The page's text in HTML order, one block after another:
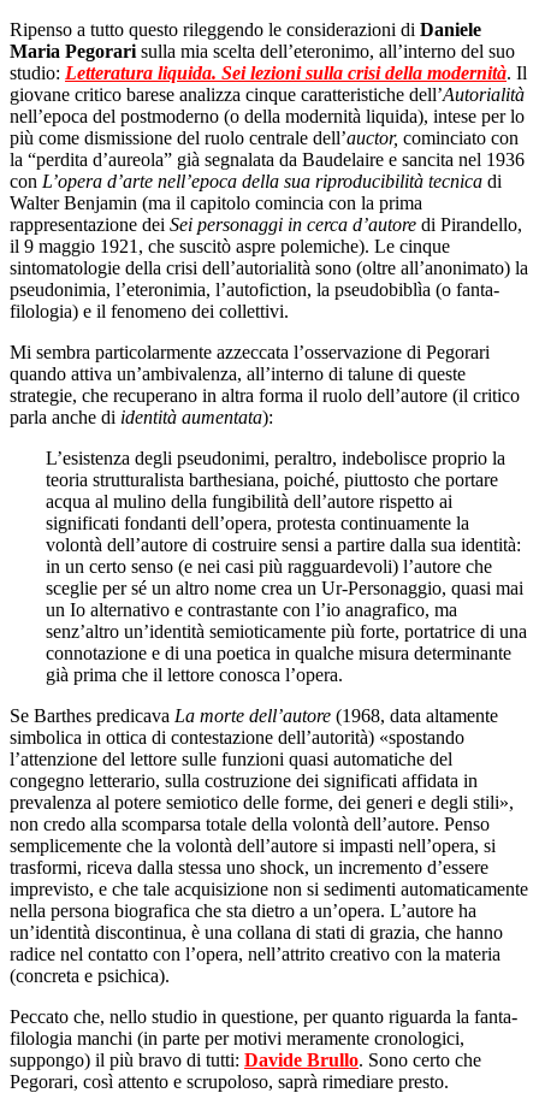
Ripenso a tutto questo rileggendo le considerazioni di Daniele
Maria Pegorari sulla mia scelta dell’eteronimo, all’interno del suo
studio: Letteratura liquida. Sei lezioni sulla crisi della modernità. Il
giovane critico barese analizza cinque caratteristiche dell’Autorialità
nell’epoca del postmoderno (o della modernità liquida), intese per lo
più come dismissione del ruolo centrale dell’auctor, cominciato con
la “perdita d’aureola” già segnalata da Baudelaire e sancita nel 1936
con L’opera d’arte nell’epoca della sua riproducibilità tecnica di
Walter Benjamin (ma il capitolo comincia con la prima
rappresentazione dei Sei personaggi in cerca d’autore di Pirandello,
il 9 maggio 1921, che suscitò aspre polemiche). Le cinque
sintomatologie della crisi dell’autorialità sono (oltre all’anonimato) la
pseudonimia, l’eteronimia, l’autofiction, la pseudobiblìa (o fanta-
filologia) e il fenomeno dei collettivi.
Mi sembra particolarmente azzeccata l’osservazione di Pegorari
quando attiva un’ambivalenza, all’interno di talune di queste
strategie, che recuperano in altra forma il ruolo dell’autore (il critico
parla anche di identità aumentata):
L’esistenza degli pseudonimi, peraltro, indebolisce proprio la
teoria strutturalista barthesiana, poiché, piuttosto che portare
acqua al mulino della fungibilità dell’autore rispetto ai
significati fondanti dell’opera, protesta continuamente la
volontà dell’autore di costruire sensi a partire dalla sua identità:
in un certo senso (e nei casi più ragguardevoli) l’autore che
sceglie per sé un altro nome crea un Ur-Personaggio, quasi mai
un Io alternativo e contrastante con l’io anagrafico, ma
senz’altro un’identità semioticamente più forte, portatrice di una
connotazione e di una poetica in qualche misura determinante
già prima che il lettore conosca l’opera.
Se Barthes predicava La morte dell’autore (1968, data altamente
simbolica in ottica di contestazione dell’autorità) «spostando
l’attenzione del lettore sulle funzioni quasi automatiche del
congegno letterario, sulla costruzione dei significati affidata in
prevalenza al potere semiotico delle forme, dei generi e degli stili»,
non credo alla scomparsa totale della volontà dell’autore. Penso
semplicemente che la volontà dell’autore si impasti nell’opera, si
trasformi, riceva dalla stessa uno shock, un incremento d’essere
imprevisto, e che tale acquisizione non si sedimenti automaticamente
nella persona biografica che sta dietro a un’opera. L’autore ha
un’identità discontinua, è una collana di stati di grazia, che hanno
radice nel contatto con l’opera, nell’attrito creativo con la materia
(concreta e psichica).
Peccato che, nello studio in questione, per quanto riguarda la fanta-
filologia manchi (in parte per motivi meramente cronologici,
suppongo) il più bravo di tutti: Davide Brullo. Sono certo che
Pegorari, così attento e scrupoloso, saprà rimediare presto.